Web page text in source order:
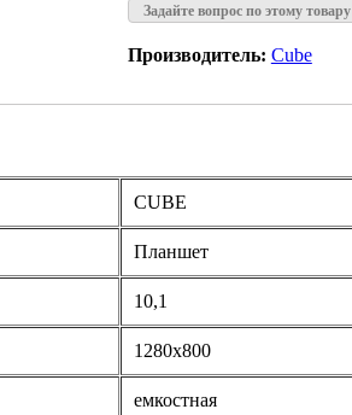
Задайте вопрос по этому товару
Производитель: Cube
CUBE
Планшет
10,1
1280x800
емкостная